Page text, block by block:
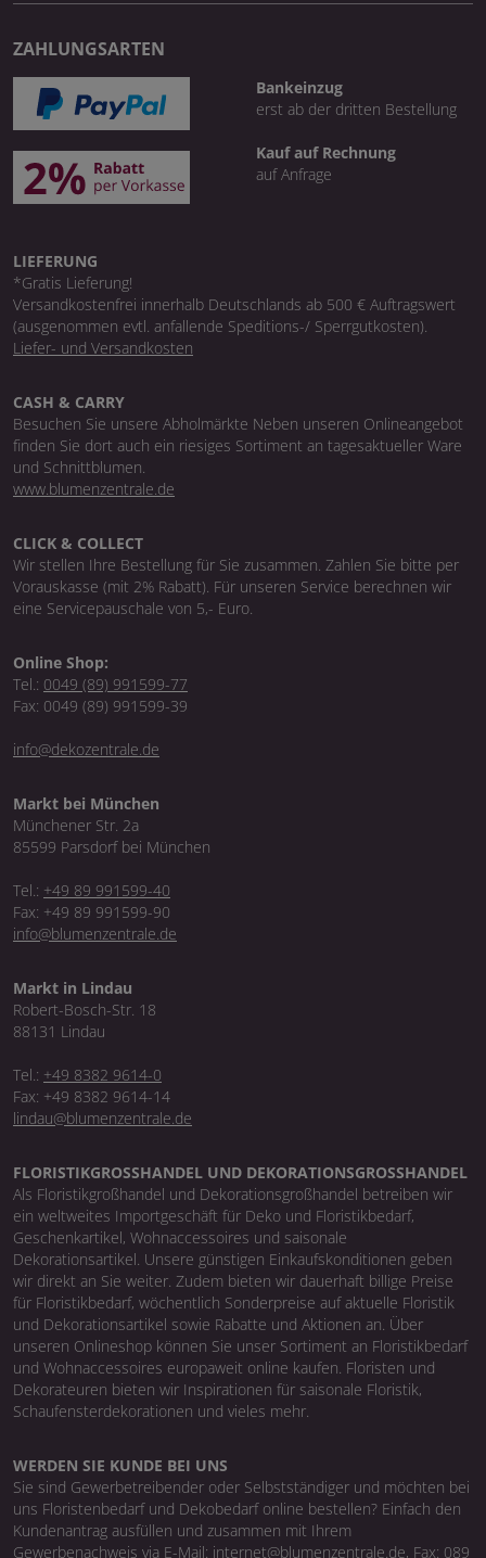
ZAHLUNGSARTEN
Bankeinzug
erst ab der dritten Bestellung
Kauf auf Rechnung
auf Anfrage
LIEFERUNG
*Gratis Lieferung!
Versandkostenfrei innerhalb Deutschlands ab 500 € Auftragswert
(ausgenommen evtl. anfallende Speditions-/ Sperrgutkosten).
Liefer- und Versandkosten
CASH & CARRY
Besuchen Sie unsere Abholmärkte Neben unseren Onlineangebot
finden Sie dort auch ein riesiges Sortiment an tagesaktueller Ware
und Schnittblumen.
www.blumenzentrale.de
CLICK & COLLECT
Wir stellen Ihre Bestellung für Sie zusammen. Zahlen Sie bitte per
Vorauskasse (mit 2% Rabatt). Für unseren Service berechnen wir
eine Servicepauschale von 5,- Euro.
Online Shop:
Tel.: 0049 (89) 991599-77
Fax: 0049 (89) 991599-39
info@dekozentrale.de
Markt bei München
Münchener Str. 2a
85599 Parsdorf bei München
Tel.: +49 89 991599-40
Fax: +49 89 991599-90
info@blumenzentrale.de
Markt in Lindau
Robert-Bosch-Str. 18
88131 Lindau
Tel.: +49 8382 9614-0
Fax: +49 8382 9614-14
lindau@blumenzentrale.de
FLORISTIKGROSSHANDEL UND DEKORATIONSGROSSHANDEL
Als Floristikgroßhandel und Dekorationsgroßhandel betreiben wir
ein weltweites Importgeschäft für Deko und Floristikbedarf,
Geschenkartikel, Wohnaccessoires und saisonale
Dekorationsartikel. Unsere günstigen Einkaufskonditionen geben
wir direkt an Sie weiter. Zudem bieten wir dauerhaft billige Preise
für Floristikbedarf, wöchentlich Sonderpreise auf aktuelle Floristik
und Dekorationsartikel sowie Rabatte und Aktionen an. Über
unseren Onlineshop können Sie unser Sortiment an Floristikbedarf
und Wohnaccessoires europaweit online kaufen. Floristen und
Dekorateuren bieten wir Inspirationen für saisonale Floristik,
Schaufensterdekorationen und vieles mehr.
WERDEN SIE KUNDE BEI UNS
Sie sind Gewerbetreibender oder Selbstständiger und möchten bei
uns Floristenbedarf und Dekobedarf online bestellen? Einfach den
Kundenantrag ausfüllen und zusammen mit Ihrem
Gewerbenachweis via E-Mail: internet@blumenzentrale.de, Fax: 089